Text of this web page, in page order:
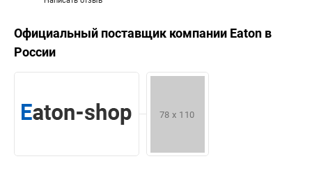
Официальный поставщик компании Eaton в
России